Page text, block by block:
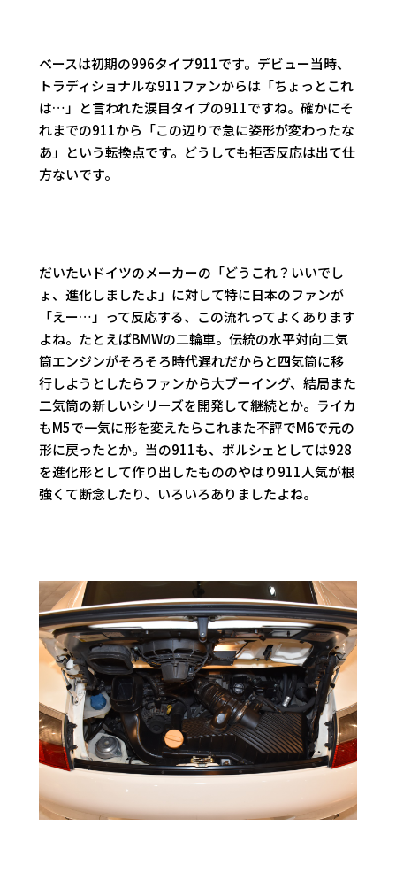
ベースは初期の996タイプ911です。デビュー当時、
トラディショナルな911ファンからは「ちょっとこれ
は…」と言われた涙目タイプの911ですね。確かにそ
れまでの911から「この辺りで急に姿形が変わったな
あ」という転換点です。どうしても拒否反応は出て仕
方ないです。
だいたいドイツのメーカーの「どうこれ？いいでし
ょ、進化しましたよ」に対して特に日本のファンが
「えー…」って反応する、この流れってよくあります
よね。たとえばBMWの二輪車。伝統の水平対向二気
筒エンジンがそろそろ時代遅れだからと四気筒に移
行しようとしたらファンから大ブーイング、結局また
二気筒の新しいシリーズを開発して継続とか。ライカ
もM5で一気に形を変えたらこれまた不評でM6で元の
形に戻ったとか。当の911も、ポルシェとしては928
を進化形として作り出したもののやはり911人気が根
強くて断念したり、いろいろありましたよね。